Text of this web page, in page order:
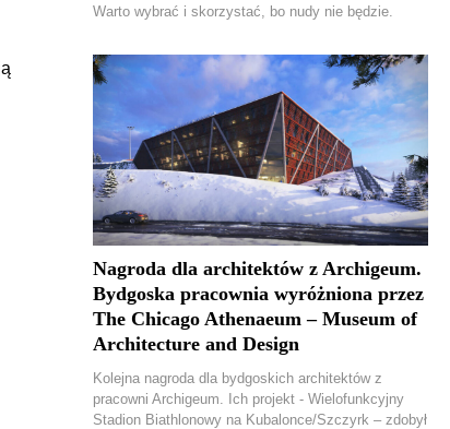
Warto wybrać i skorzystać, bo nudy nie będzie.
Nagroda dla architektów z Archigeum.
Bydgoska pracownia wyróżniona przez
The Chicago Athenaeum – Museum of
Architecture and Design
Kolejna nagroda dla bydgoskich architektów z
pracowni Archigeum. Ich projekt - Wielofunkcyjny
Stadion Biathlonowy na Kubalonce/Szczyrk – zdobył